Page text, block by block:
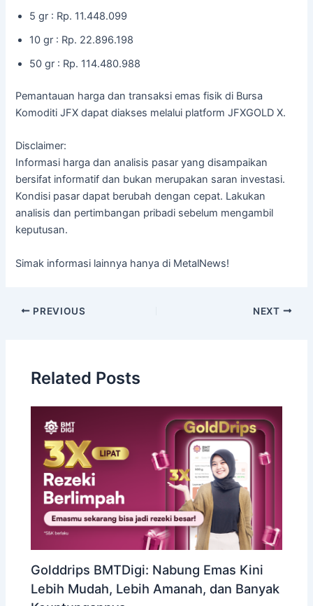
5 gr : Rp. 11.448.099
10 gr : Rp. 22.896.198
50 gr : Rp. 114.480.988
Pemantauan harga dan transaksi emas fisik di Bursa
Komoditi JFX dapat diakses melalui platform JFXGOLD X.
Disclaimer:
Informasi harga dan analisis pasar yang disampaikan
bersifat informatif dan bukan merupakan saran investasi.
Kondisi pasar dapat berubah dengan cepat. Lakukan
analisis dan pertimbangan pribadi sebelum mengambil
keputusan.
Simak informasi lainnya hanya di MetalNews!
PREVIOUS NEXT
Related Posts
Golddrips BMTDigi: Nabung Emas Kini
Lebih Mudah, Lebih Amanah, dan Banyak